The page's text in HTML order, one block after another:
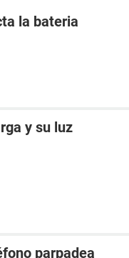
la bateria
y su luz
parpadea